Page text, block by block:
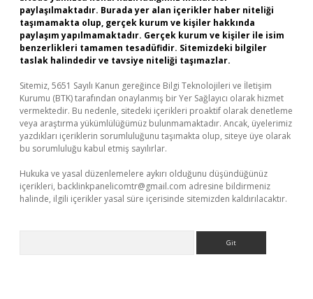
paylaşılmaktadır. Burada yer alan içerikler haber niteliği
taşımamakta olup, gerçek kurum ve kişiler hakkında
paylaşım yapılmamaktadır. Gerçek kurum ve kişiler ile isim
benzerlikleri tamamen tesadüfidir. Sitemizdeki bilgiler
taslak halindedir ve tavsiye niteliği taşımazlar.
Sitemiz, 5651 Sayılı Kanun gereğince Bilgi Teknolojileri ve İletişim
Kurumu (BTK) tarafından onaylanmış bir Yer Sağlayıcı olarak hizmet
vermektedir. Bu nedenle, sitedeki içerikleri proaktif olarak denetleme
veya araştırma yükümlülüğümüz bulunmamaktadır. Ancak, üyelerimiz
yazdıkları içeriklerin sorumluluğunu taşımakta olup, siteye üye olarak
bu sorumluluğu kabul etmiş sayılırlar.
Hukuka ve yasal düzenlemelere aykırı olduğunu düşündüğünüz
içerikleri, backlinkpanelicomtr@gmail.com adresine bildirmeniz
halinde, ilgili içerikler yasal süre içerisinde sitemizden kaldırılacaktır.